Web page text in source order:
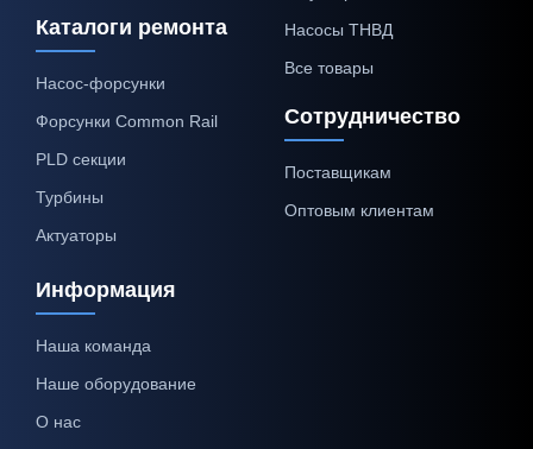
Каталоги ремонта
Насос-форсунки
Форсунки Common Rail
PLD секции
Турбины
Актуаторы
Насосы ТНВД
Все товары
Сотрудничество
Поставщикам
Оптовым клиентам
Информация
Наша команда
Наше оборудование
О нас